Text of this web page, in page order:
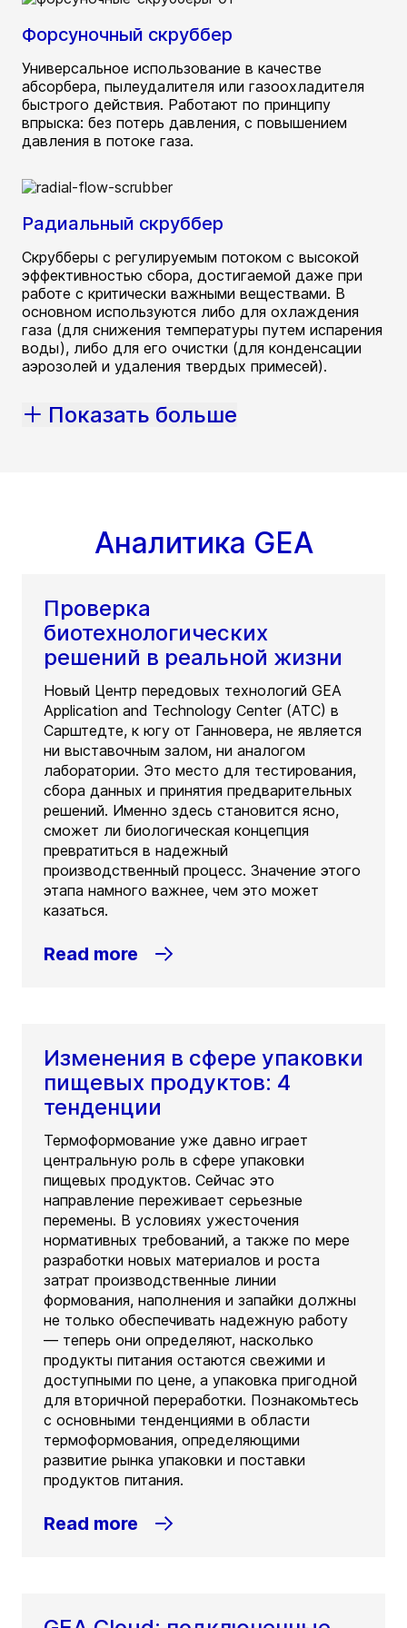
Форсуночный скруббер
Универсальное использование в качестве
абсорбера, пылеудалителя или газоохладителя
быстрого действия. Работают по принципу
впрыска: без потерь давления, с повышением
давления в потоке газа.
Радиальный скруббер
Скрубберы с регулируемым потоком с высокой
эффективностью сбора, достигаемой даже при
работе с критически важными веществами. В
основном используются либо для охлаждения
газа (для снижения температуры путем испарения
воды), либо для его очистки (для конденсации
аэрозолей и удаления твердых примесей).
Показать больше
Аналитика GEA
Проверка
биотехнологических
решений в реальной жизни
Новый Центр передовых технологий GEA
Application and Technology Center (ATC) в
Сарштедте, к югу от Ганновера, не является
ни выставочным залом, ни аналогом
лаборатории. Это место для тестирования,
сбора данных и принятия предварительных
решений. Именно здесь становится ясно,
сможет ли биологическая концепция
превратиться в надежный
производственный процесс. Значение этого
этапа намного важнее, чем это может
казаться.
Read more
Изменения в сфере упаковки
пищевых продуктов: 4
тенденции
Термоформование уже давно играет
центральную роль в сфере упаковки
пищевых продуктов. Сейчас это
направление переживает серьезные
перемены. В условиях ужесточения
нормативных требований, а также по мере
разработки новых материалов и роста
затрат производственные линии
формования, наполнения и запайки должны
не только обеспечивать надежную работу
— теперь они определяют, насколько
продукты питания остаются свежими и
доступными по цене, а упаковка пригодной
для вторичной переработки. Познакомьтесь
с основными тенденциями в области
термоформования, определяющими
развитие рынка упаковки и поставки
продуктов питания.
Read more